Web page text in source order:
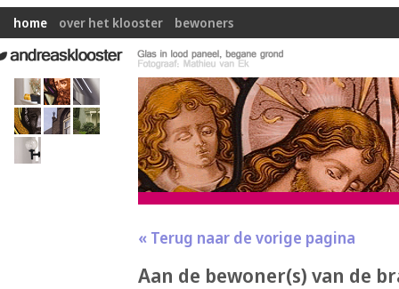
home over het klooster bewoners
« Terug naar de vorige pagina
Aan de bewoner(s) van de